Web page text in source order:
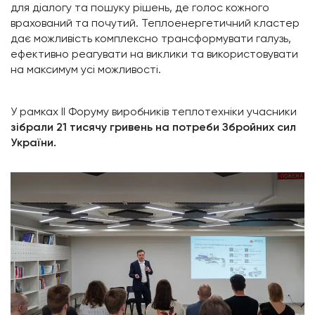
для діалогу та пошуку рішень, де голос кожного
врахований та почутий. Теплоенергетичний кластер
дає можливість комплексно трансформувати галузь,
ефективно реагувати на виклики та використовувати
на максимум усі можливості.
У рамках II Форуму виробників теплотехніки учасники
зібрали 21 тисячу гривень на потреби Збройних сил
України.